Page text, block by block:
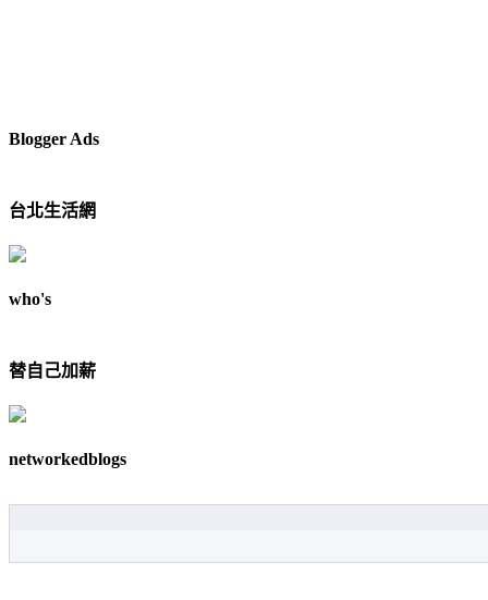
Blogger Ads
台北生活網
who's
替自己加薪
networkedblogs